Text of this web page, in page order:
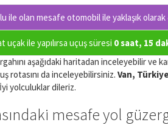
ile olan mesafe otomobil ile yaklaşık olarak
uçak ile yapılırsa uçuş süresi 0 saat, 15
aşağıdaki haritadan inceleyebilir ve
rotasını da inceleyebilirsiniz. Van,
yolculuklar dileriz.
mesafe yol